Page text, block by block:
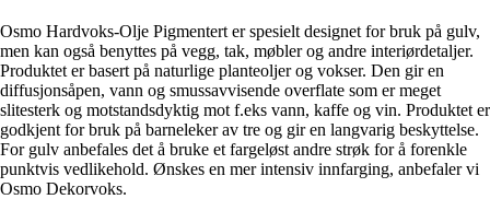
Osmo Hardvoks-Olje Pigmentert er spesielt designet for bruk på gulv,
men kan også benyttes på vegg, tak, møbler og andre interiørdetaljer.
Produktet er basert på naturlige planteoljer og vokser. Den gir en
diffusjonsåpen, vann og smussavvisende overflate som er meget
slitesterk og motstandsdyktig mot f.eks vann, kaffe og vin. Produktet er
godkjent for bruk på barneleker av tre og gir en langvarig beskyttelse.
For gulv anbefales det å bruke et fargeløst andre strøk for å forenkle
punktvis vedlikehold. Ønskes en mer intensiv innfarging, anbefaler vi
Osmo Dekorvoks.